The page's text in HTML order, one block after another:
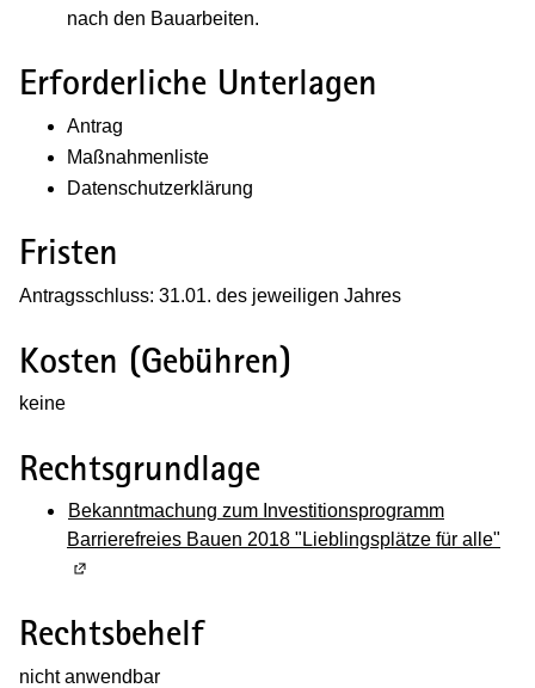
nach den Bauarbeiten.
Erforderliche Unterlagen
Antrag
Maßnahmenliste
Datenschutzerklärung
Fristen
Antragsschluss: 31.01. des jeweiligen Jahres
Kosten (Gebühren)
keine
Rechtsgrundlage
Bekanntmachung zum Investitionsprogramm
Barrierefreies Bauen 2018 "Lieblingsplätze für alle"
Rechtsbehelf
nicht anwendbar